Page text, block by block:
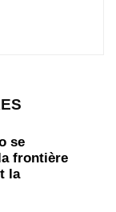
se
frontière
la